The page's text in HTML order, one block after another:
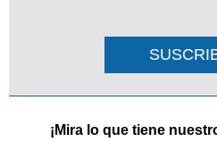
¡Mira lo que tiene